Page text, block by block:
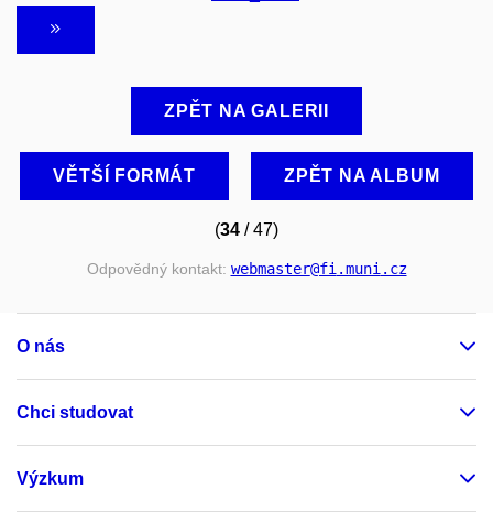
ZPĚT NA GALERII
VĚTŠÍ FORMÁT ZPĚT NA ALBUM
(34 / 47)
Odpovědný kontakt: webmaster@fi.muni.cz
O nás
Chci studovat
Výzkum